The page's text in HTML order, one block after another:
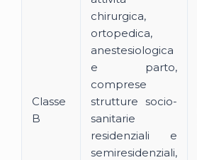
Classe
B
chirurgica,
ortopedica,
anestesiologica
e parto,
comprese
strutture socio-
sanitarie
residenziali e
semiresidenziali,